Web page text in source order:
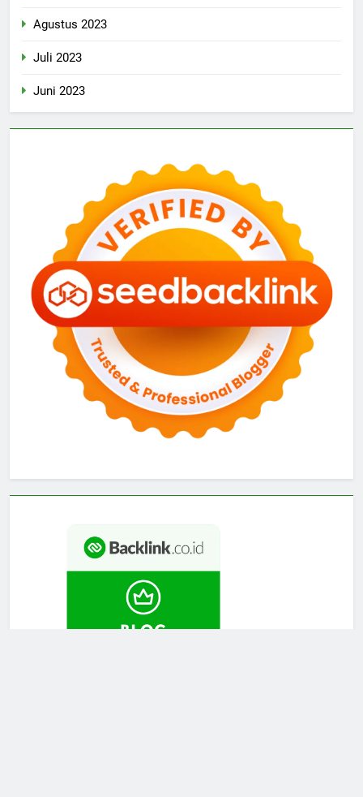
Agustus 2023
Juli 2023
Juni 2023